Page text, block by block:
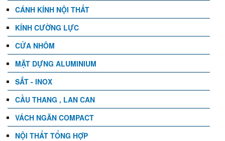
CÁNH KÍNH NỘI THẤT
KÍNH CƯỜNG LỰC
CỬA NHÔM
MẶT DỰNG ALUMINIUM
SẮT - INOX
CẦU THANG , LAN CAN
VÁCH NGĂN COMPACT
NỘI THẤT TỔNG HỢP